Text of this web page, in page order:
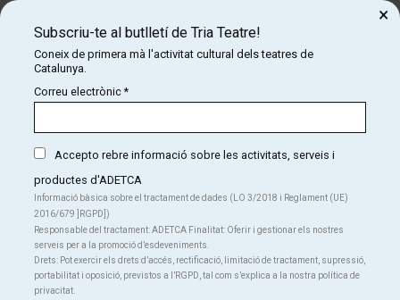
Subscriu-te al butlletí de Tria Teatre!
Coneix de primera mà l'activitat cultural dels teatres
Organitza:
Subscriu-te al butlletí de Tria Teatre!
Coneix de primera mà l'activitat cultural dels teatres de
Catalunya.
Correu electrònic*
Accepto rebre informació sobre les activitats, serveis i
productes d'ADETCA
Informació bàsica sobre el tractament de dades (LO 3/2018 i Reglament (UE)
2016/679 ]RGPD])
Responsable del tractament: ADETCA Finalitat: Oferir i gestionar els nostres
serveis per a la promoció d’esdeveniments.
Drets: Pot exercir els drets d’accés, rectificació, limitació de tractament, supressió,
portabilitat i oposició, previstos a l’RGPD, tal com s’explica a la nostra política de
privacitat.
×